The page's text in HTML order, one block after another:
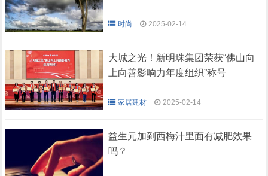
时尚 2025-02-14
大城之光！新明珠集团荣获“佛山向
上向善影响力年度组织”称号
家居建材 2025-02-14
益生元加到西梅汁里面有减肥效果
吗？